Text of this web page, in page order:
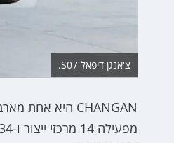
צ'אנגן דיפאל S07.